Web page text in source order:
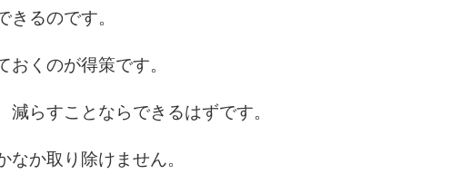
るのです。
くのが得策です。
らすことならできるはずです。
か取り除けません。